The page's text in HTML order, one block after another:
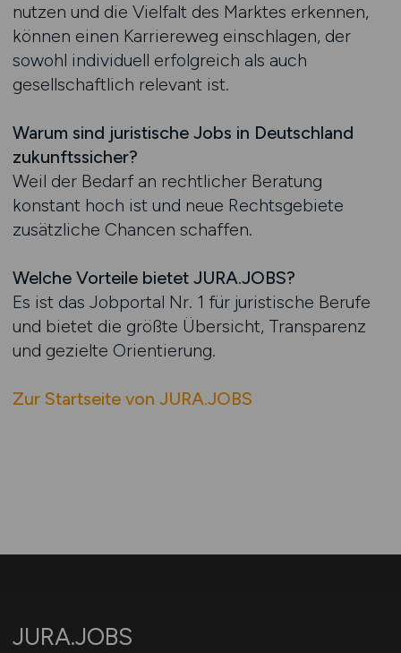
nutzen und die Vielfalt des Marktes erkennen,
können einen Karriereweg einschlagen, der
sowohl individuell erfolgreich als auch
gesellschaftlich relevant ist.
Warum sind juristische Jobs in Deutschland
zukunftssicher?
Weil der Bedarf an rechtlicher Beratung
konstant hoch ist und neue Rechtsgebiete
zusätzliche Chancen schaffen.
Welche Vorteile bietet JURA.JOBS?
Es ist das Jobportal Nr. 1 für juristische Berufe
und bietet die größte Übersicht, Transparenz
und gezielte Orientierung.
Zur Startseite von JURA.JOBS
JURA.JOBS